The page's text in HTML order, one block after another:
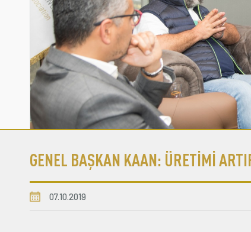
GENEL BAŞKAN KAAN: ÜRETİMİ
07.10.2019